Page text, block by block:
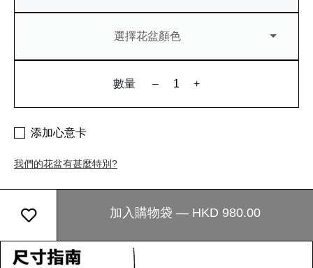
選擇花盆顏色
數量 – +
添加心意卡
我們的花盆有甚麼特別?
加入購物袋 — HKD 980.00